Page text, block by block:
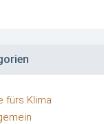
fürs Klima